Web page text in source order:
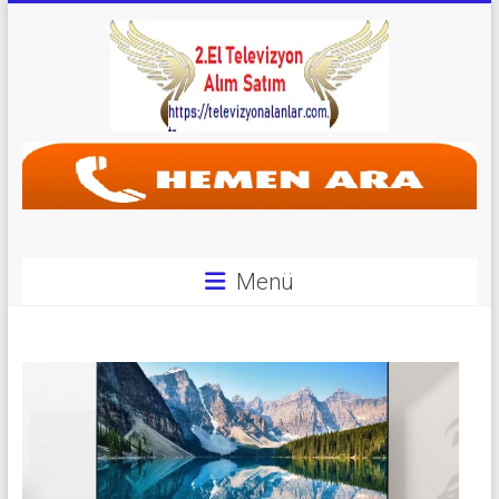
Televizyon
Alanlar
Alanlar
Menü